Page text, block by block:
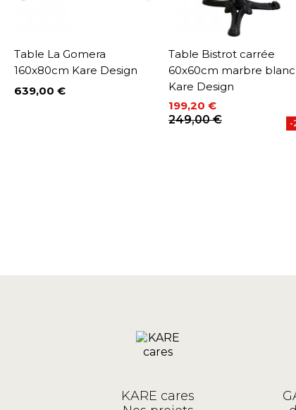
Table La Gomera
160x80cm Kare Design
Prix
639,00 €
Table Bistrot carrée
60x60cm marbre blanc
Kare Design
Prix
199,20 €
Prix de base
249,00 € -
KARE cares